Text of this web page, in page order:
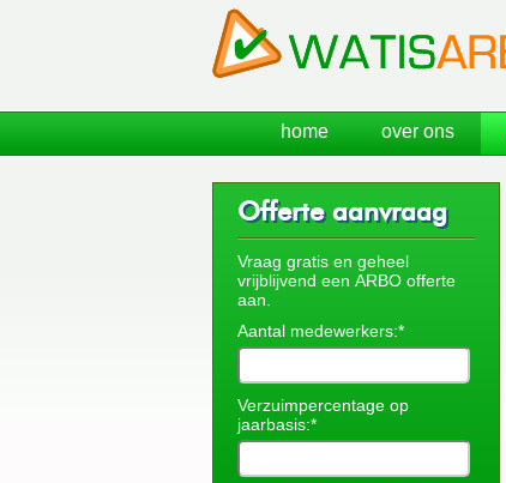
Offerte aanvraag
Vraag gratis en geheel
vrijblijvend een ARBO offerte
aan.
Aantal medewerkers:*
Verzuimpercentage op
jaarbasis:*
home over ons